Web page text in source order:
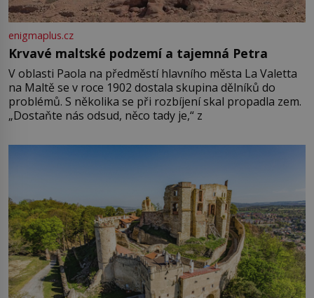
enigmaplus.cz
Krvavé maltské podzemí a tajemná Petra
V oblasti Paola na předměstí hlavního města La Valetta
na Maltě se v roce 1902 dostala skupina dělníků do
problémů. S několika se při rozbíjení skal propadla zem.
„Dostaňte nás odsud, něco tady je,“ z